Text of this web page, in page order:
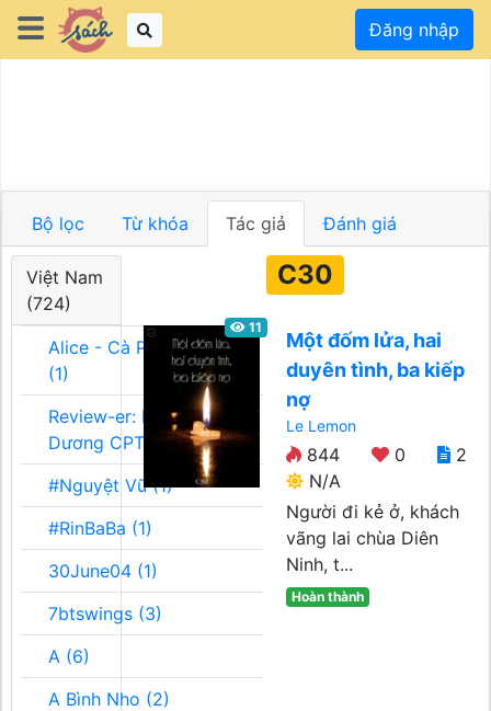
Đăng nhập
Bộ lọc Từ khóa Tác giả Đánh giá
Việt Nam
(724)
Alice - Cà Phê Team
(1)
Review-er: Dương
Dương CPT (1)
#Nguyệt Vũ (1)
#RinBaBa (1)
30June04 (1)
7btswings (3)
A (6)
A Bình Nho (2)
C30
11
Một đốm lửa, hai
duyên tình, ba kiếp
nợ
Le Lemon
844 0
2
N/A
Người đi kẻ ở, khách
vãng lai chùa Diên
Ninh, t...
Hoàn thành